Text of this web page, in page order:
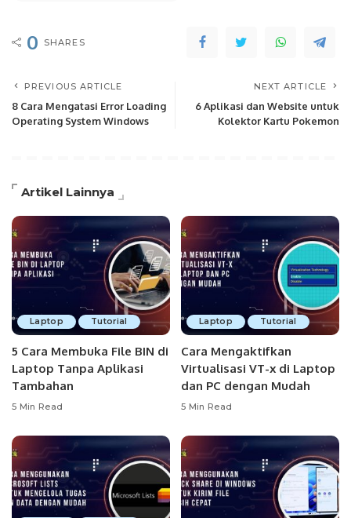
0 SHARES
PREVIOUS ARTICLE
8 Cara Mengatasi Error Loading
Operating System Windows
NEXT ARTICLE
6 Aplikasi dan Website untuk
Kolektor Kartu Pokemon
Artikel Lainnya
Laptop Tutorial
5 Cara Membuka File BIN di
Laptop Tanpa Aplikasi
Tambahan
5 Min Read
Laptop Tutorial
Cara Mengaktifkan
Virtualisasi VT-x di Laptop
dan PC dengan Mudah
5 Min Read